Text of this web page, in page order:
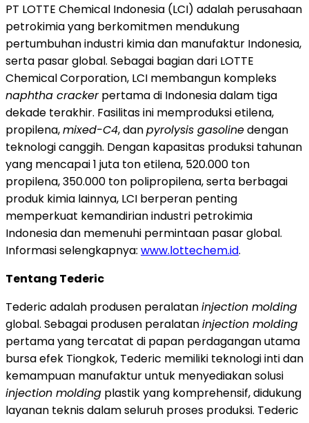
PT LOTTE Chemical Indonesia (LCI) adalah perusahaan
petrokimia yang berkomitmen mendukung
pertumbuhan industri kimia dan manufaktur Indonesia,
serta pasar global. Sebagai bagian dari LOTTE
Chemical Corporation, LCI membangun kompleks
naphtha crackerpertama di Indonesia dalam tiga
dekade terakhir. Fasilitas ini memproduksi etilena,
propilena,mixed-C4, danpyrolysis gasolinedengan
teknologi canggih. Dengan kapasitas produksi tahunan
yang mencapai 1 juta ton etilena, 520.000 ton
propilena, 350.000 ton polipropilena, serta berbagai
produk kimia lainnya, LCI berperan penting
memperkuat kemandirian industri petrokimia
Indonesia dan memenuhi permintaan pasar global.
Informasi selengkapnya: www.lottechem.id.
Tentang Tederic
Tederic adalah produsen peralataninjection molding
global. Sebagai produsen peralataninjection molding
pertama yang tercatat di papan perdagangan utama
bursa efek Tiongkok, Tederic memiliki teknologi inti dan
kemampuan manufaktur untuk menyediakan solusi
injection molding plastik yang komprehensif, didukung
layanan teknis dalam seluruh proses produksi. Tederic